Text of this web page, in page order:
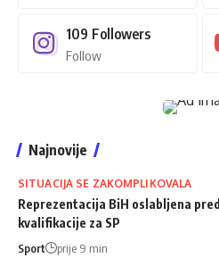
109 Followers
Follow
Najnovije
SITUACIJA SE ZAKOMPLIKOVALA
Reprezentacija BiH oslabljena pred
kvalifikacije za SP
Sport prije 9 min